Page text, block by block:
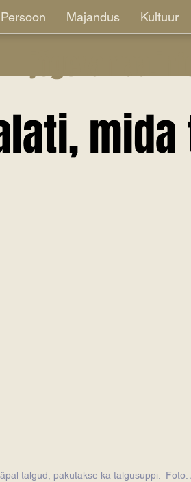
Persoon Majandus Kultuur
mida
talgud, pakutakse ka talgusuppi.  Foto: